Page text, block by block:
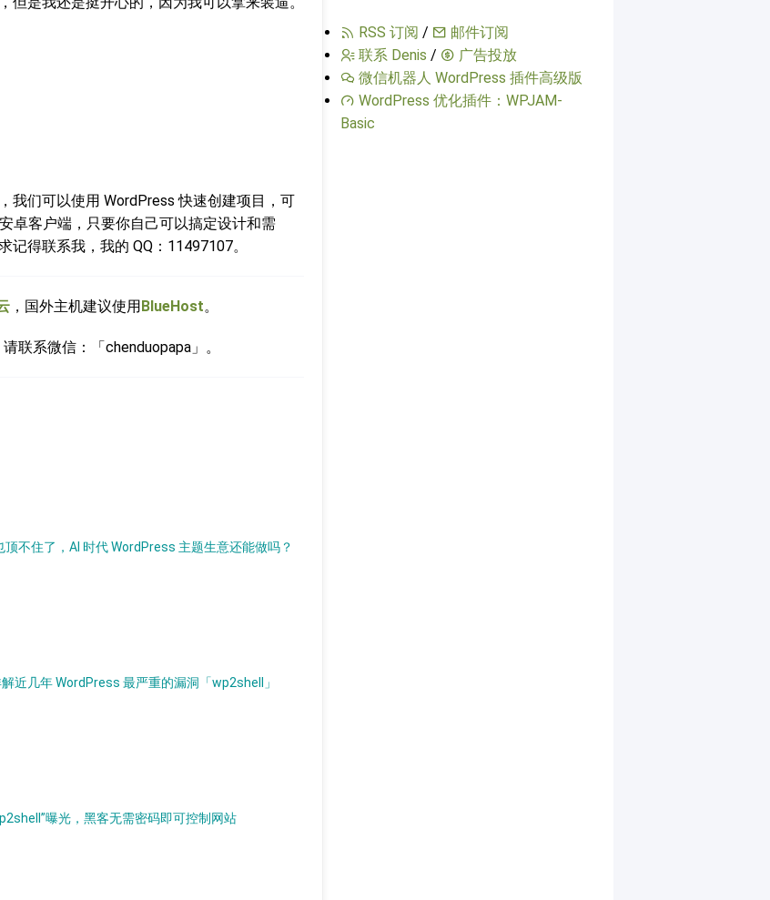
我们可以使用 WordPress 快速创建项目，可
卓客户端，只要你自己可以搞定设计和需
得联系我，我的 QQ：11497107。
，国外主机建议使用BlueHost。
请联系微信：「chenduopapa」。
不住了，AI 时代 WordPress 主题生意还能做吗？
近几年 WordPress 最严重的漏洞「wp2shell」
曝光，黑客无需密码即可控制网站
RSS 订阅 /
邮件订阅
联系 Denis /
广告投放
微信机器人 WordPress 插件高级版
WordPress 优化插件：WPJAM-
Basic